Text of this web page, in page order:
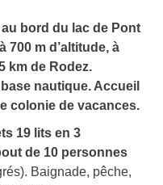
bord du lac de Pont
700 m d’altitude, à
km de Rodez.
nautique. Accueil
colonie de vacances.
19 lits en 3
de 10 personnes
Baignade, pêche,